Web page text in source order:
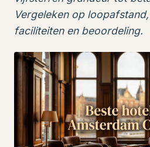
Vergeleken op
faciliteiten en beoordeling.